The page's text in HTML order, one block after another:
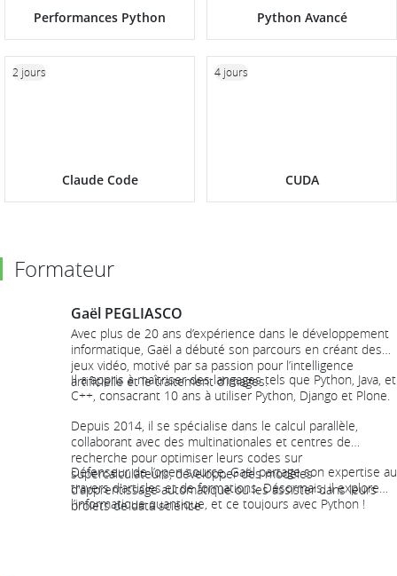
Performances Python Python Avancé
Claude Code
2 jours
CUDA
4 jours
Formateur
Gaël PEGLIASCO
Avec plus de 20 ans d’expérience dans le développement
informatique, Gaël a débuté son parcours en créant des
jeux vidéo, motivé par sa passion pour l’intelligence
artificielle et le traitement d’images.
Il a appris à maîtriser des langages tels que Python, Java, et
C++, consacrant 10 ans à utiliser Python, Django et Plone.
Depuis 2014, il se spécialise dans le calcul parallèle,
collaborant avec des multinationales et centres de
recherche pour optimiser leurs codes sur
supercalculateurs, développer des modèles
d'apprentissage automatique ou les assister dans leurs
projets de data science
Défenseur de l’open source, Gaël partage son expertise au
travers d'articles et de formations. Désormais, il explore
l’informatique quantique, et ce toujours avec Python !